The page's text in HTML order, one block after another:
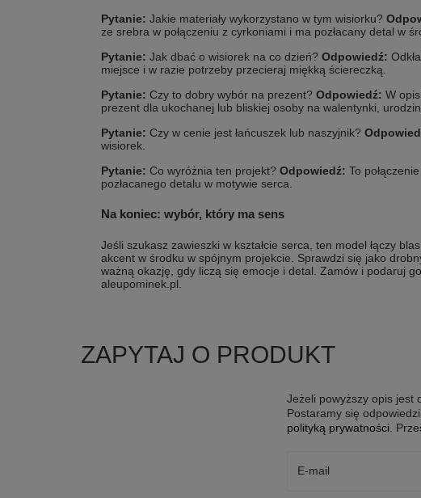
Pytanie: Jakie materiały wykorzystano w tym wisiorku?
ze srebra w połączeniu z cyrkoniami i ma pozłacany detal w
Pytanie: Jak dbać o wisiorek na co dzień? Odpowiedź:
miejsce i w razie potrzeby przecieraj miękką ściereczką.
Pytanie: Czy to dobry wybór na prezent? Odpowiedź: W
prezent dla ukochanej lub bliskiej osoby na walentynki,
Pytanie: Czy w cenie jest łańcuszek lub naszyjnik?
wisiorek.
Pytanie: Co wyróżnia ten projekt? Odpowiedź: To
pozłacanego detalu w motywie serca.
Na koniec: wybór, który ma sens
Jeśli szukasz zawieszki w kształcie serca, ten model łączy
akcent w środku w spójnym projekcie. Sprawdzi się jako
ważną okazję, gdy liczą się emocje i detal. Zamów i podaruj
aleupominek.pl.
ZAPYTAJ O PRODUKT
Jeżeli powyższy opis jest
Postaramy się
polityką prywatności .
E-mail